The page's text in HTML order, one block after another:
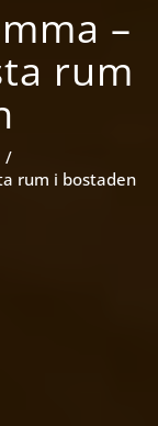
–
rum
/
rum i bostaden